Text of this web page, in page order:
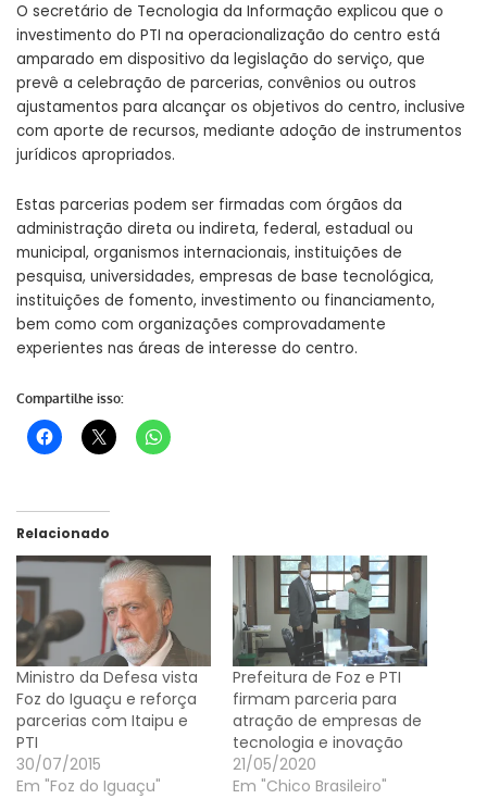
O secretário de Tecnologia da Informação explicou que o
investimento do PTI na operacionalização do centro está
amparado em dispositivo da legislação do serviço, que
prevê a celebração de parcerias, convênios ou outros
ajustamentos para alcançar os objetivos do centro, inclusive
com aporte de recursos, mediante adoção de instrumentos
jurídicos apropriados.
Estas parcerias podem ser firmadas com órgãos da
administração direta ou indireta, federal, estadual ou
municipal, organismos internacionais, instituições de
pesquisa, universidades, empresas de base tecnológica,
instituições de fomento, investimento ou financiamento,
bem como com organizações comprovadamente
experientes nas áreas de interesse do centro.
Compartilhe isso:
Relacionado
Ministro da Defesa vista
Foz do Iguaçu e reforça
parcerias com Itaipu e
PTI
30/07/2015
Em "Foz do Iguaçu"
Prefeitura de Foz e PTI
firmam parceria para
atração de empresas de
tecnologia e inovação
21/05/2020
Em "Chico Brasileiro"